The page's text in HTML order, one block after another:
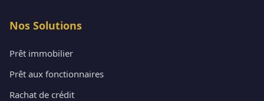
Nos Solutions
Prêt immobilier
Prêt aux fonctionnaires
Rachat de crédit